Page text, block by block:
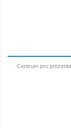
Centrum pro